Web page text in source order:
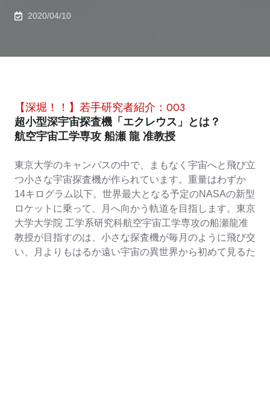
2020/04/10
【深堀！！】若手研究者紹介：003
超小型深宇宙探査機「エクレウス」とは？
航空宇宙工学専攻 船瀬 龍 准教授
東京大学のキャンパスの中で、まもなく宇宙へと飛び立
つ小さな宇宙探査機が作られています。重量はわずか
14キログラム以下。世界最大となる予定のNASAの新型
ロケットに乗って、月へ向かう軌道を目指します。東京
大学大学院 工学系研究科航空宇宙工学専攻の船瀬龍准
教授が目指すのは、小さな探査機が毎月のように飛び交
い、月よりもはるか遠い宇宙の異世界から初めて見るた